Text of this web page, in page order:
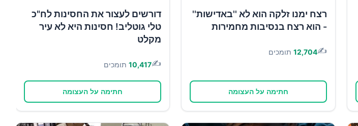
רצח ימנו זלקה הוא לא ''באדישות''
- הוא רצח בנסיבות מחמירות
✍️
12,704 תומכים
חתימה על העצומה
דורשים לעצור את החסינות לח"כ
טלי גוטליב! חסינות היא לא עיר
מקלט
✍️
10,417 תומכים
חתימה על העצומה